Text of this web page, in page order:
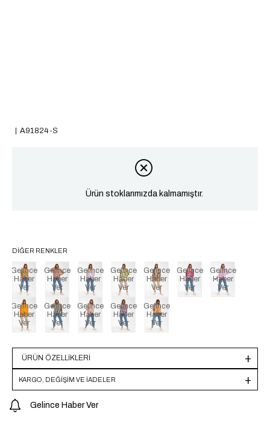
A91824-S
Ürün stoklarımızda kalmamıştır.
DIĞER RENKLER
Gelince
Haber
Ver
Gelince
Haber
Ver
Gelince
Haber
Ver
Gelince
Haber
Ver
Gelince
Haber
Ver
Gelince
Haber
Ver
Gelince
Haber
Ver
Gelince
Haber
Ver
Gelince
Haber
Ver
Gelince
Haber
Ver
Gelince
Haber
Ver
Gelince
Haber
Ver
ÜRÜN ÖZELLIKLERI
KARGO, DEĞİŞİM VE İADELER
Gelince Haber Ver